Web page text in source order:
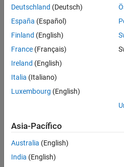
Deutschland (Deutsch)
España (Español)
Finland (English)
France (Français)
Ireland (English)
Italia (Italiano)
Luxembourg (English)
Asia-Pacífico
Australia (English)
India (English)
Información de contacto
© 1994-2026 The MathWorks, Inc.